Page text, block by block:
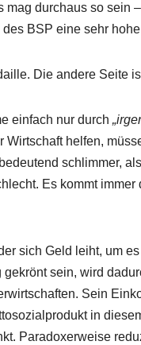
mag durchaus so sein
BSP eine sehr
Die andere Seite
einfach nur durch
helfen,
schlimmer,
Es kommt
sich Geld leiht, um
sein, wird
Sein
in
Paradoxerweise